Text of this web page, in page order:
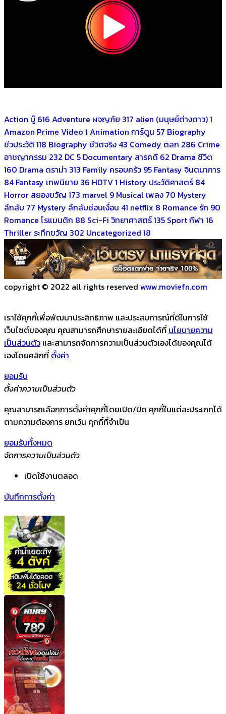
Action บู๊ 616 Adventure ผจญภัย 317 alien (มนุษย์ต่างดาว)1
Amazon Prime Video 1 Animation การ์ตูน 57 Biography
ชีวประวัติ 118 Biography ชีวิตจริง 43 Comedy ตลก 286 Crime
อาชญากรรม 232 DC 5 Documentary สารคดี 62 Drama ชีวิต
160 Drama ดราม่า 313 Family ครอบครัว 95 Fantasy จินตนาการ
84 Fantasy เทพนิยาย 36 HDTV1 History ประวัติศาสตร์ 84
Horror สยองขวัญ 173 marvel 9 Musical เพลง 70 Mystery
ลึกลับ 77 Mystery ลึกลับซ่อนเงื่อน 41 netflix 8 Romance รัก 90
Romance โรแมนติก 88 Sci-Fi วิทยาศาสตร์135 Sport กีฬา 16
Thriller ระทึกขวัญ 302 Uncategorized 18
copyright © 2022 all rights reserved www.moviefn.com
เราใช้คุกกี้เพื่อพัฒนาประสิทธิภาพ และประสบการณ์ที่ดีในการใช้
เว็บไซต์ของคุณ คุณสามารถศึกษารายละเอียดได้ที่ นโยบายความ
เป็นส่วนตัว และสามารถจัดการความเป็นส่วนตัวเองได้ของคุณได้
เองโดยคลิกที่ ตั้งค่า
ยอมรับ
ตั้งค่าความเป็นส่วนตัว
คุณสามารถเลือกการตั้งค่าคุกกี้โดยเปิด/ปิด คุกกี้ในแต่ละประเภทได้
ตามความต้องการ ยกเว้น คุกกี้ที่จำเป็น
ยอมรับทั้งหมด
จัดการความเป็นส่วนตัว
เปิดใช้งานตลอด
บันทึกการตั้งค่า